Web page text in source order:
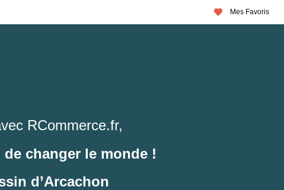
Mes Favoris
RCommerce.fr,
changer le monde !
d’Arcachon